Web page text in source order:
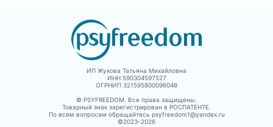
ИП Жукова Татьяна Михайловна
ИНН 590304597527
ОГРНИП 321595800096048
© PSYFREEDOM. Все права защищены.
Товарный знак зарегистрирован в РОСПАТЕНТЕ.
По всем вопросам обращайтесь psyfreedom1@yandex.ru
©2023-2026